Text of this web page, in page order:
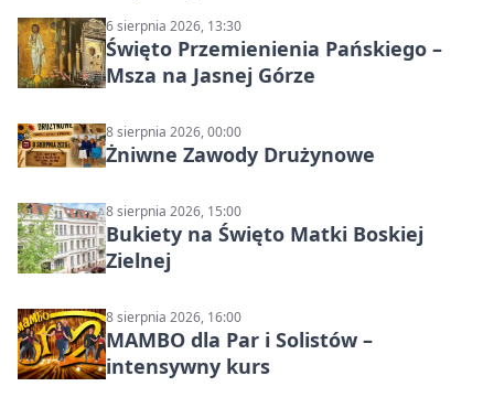
6 sierpnia 2026, 13:30
Święto Przemienienia Pańskiego –
Msza na Jasnej Górze
8 sierpnia 2026, 00:00
Żniwne Zawody Drużynowe
8 sierpnia 2026, 15:00
Bukiety na Święto Matki Boskiej
Zielnej
8 sierpnia 2026, 16:00
MAMBO dla Par i Solistów –
intensywny kurs